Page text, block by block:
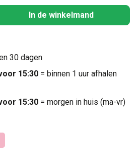
Voer de gewenste
In de winkelmand
30 dagen
15:30 = binnen 1 uur afhalen
15:30 = morgen in huis (ma-vr)